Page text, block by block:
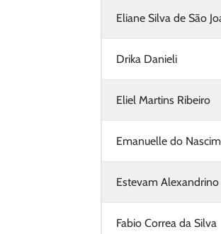
Eliane Silva de São
Drika Danieli
Eliel Martins Ribeiro
Emanuelle do
Estevam
Fabio Correa da Silva